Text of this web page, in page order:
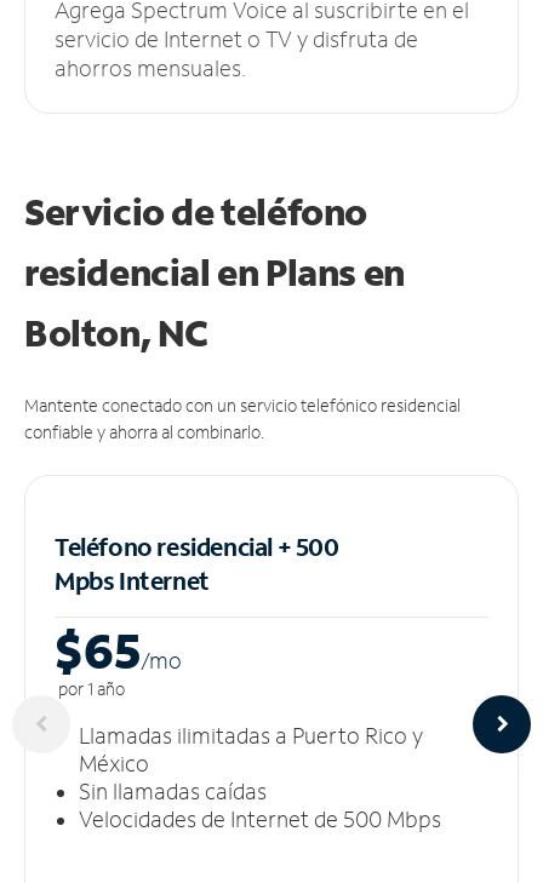
Agrega Spectrum Voice al suscribirte en el
servicio de Internet o TV y disfruta de
ahorros mensuales.
Servicio de teléfono
residencial en Plans en
Bolton, NC
Mantente conectado con un servicio telefónico residencial
confiable y ahorra al combinarlo.
Teléfono residencial + 500
MpbsInternet
$65/mo
por 1 año
Llamadas ilimitadas a Puerto Rico y
México
Sin llamadas caídas
Velocidades de Internet de 500 Mbps